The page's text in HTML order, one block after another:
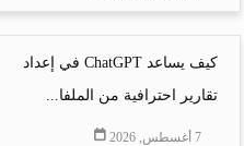
كيف يساعد ChatGPT في إعداد
تقارير احترافية من الملفا...
7 أغسطس, 2026